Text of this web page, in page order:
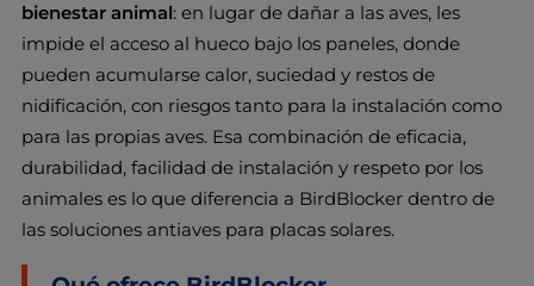
bienestar animal: en lugar de dañar a las aves, les
impide el acceso al hueco bajo los paneles, donde
pueden acumularse calor, suciedad y restos de
nidificación, con riesgos tanto para la instalación como
para las propias aves. Esa combinación de eficacia,
durabilidad, facilidad de instalación y respeto por los
animales es lo que diferencia a BirdBlocker dentro de
las soluciones antiaves para placas solares.